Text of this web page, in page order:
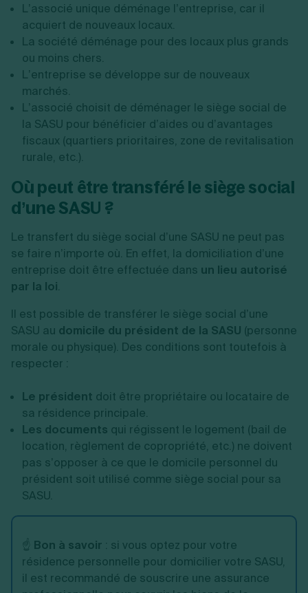
L’associé unique déménage l’entreprise, car il
acquiert de nouveaux locaux.
La société déménage pour des locaux plus grands
ou moins chers.
L’entreprise se développe sur de nouveaux
marchés.
L’associé choisit de déménager le siège social de
la SASU pour bénéficier d’aides ou d’avantages
fiscaux (quartiers prioritaires, zone de revitalisation
rurale, etc.).
Où peut être transféré le siège social
d’une SASU ?
Le transfert du siège social d’une SASU ne peut pas
se faire n’importe où. En effet, la domiciliation d’une
entreprise doit être effectuée dans un lieu autorisé
par la loi.
Il est possible de transférer le siège social d’une
SASU au domicile du président de la SASU (personne
morale ou physique). Des conditions sont toutefois à
respecter :
Le président doit être propriétaire ou locataire de
sa résidence principale.
Les documents qui régissent le logement (bail de
location, règlement de copropriété, etc.) ne doivent
pas s’opposer à ce que le domicile personnel du
président soit utilisé comme siège social pour sa
SASU.
☝️ Bon à savoir : si vous optez pour votre
résidence personnelle pour domicilier votre SASU,
il est recommandé de souscrire une assurance